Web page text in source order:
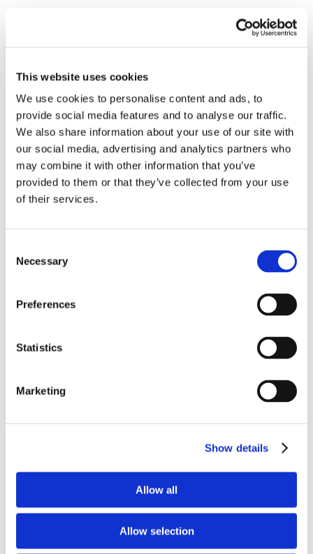
This website uses cookies
We use cookies to personalise content and ads, to
provide social media features and to analyse our traffic.
We also share information about your use of our site with
our social media, advertising and analytics partners who
may combine it with other information that you’ve
provided to them or that they’ve collected from your use
of their services.
Selection
Necessary
Preferences
Statistics
Marketing
Show details
Allow all
Allow selection
Poniedziałek - Piątek:8.30 - 19.00
Sobota:10.00 - 15.00
tel.: (12) 662 00 08
ubezpieczenia
Hyundai Korea Motors
Warszawa
Trasa Toruńska przy rondzie
SALON
Warszawa, ul. Krasnobrodzka 5